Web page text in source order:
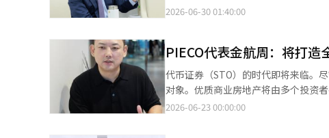
间产业。美国希望通过美元稳定币
了“石油美元”时代，那么现在则希望
将进一步加强。最终，稳定币不仅仅
币国。如果全球数字支付围绕美元稳
数字市场的活动，可能会导致他们反
论点很简单。以中央银行数字货币（
建立“扩展型结构”。这一模型之所以
为国内唯一的中央证券结算机构，韩
示：“证券结算所不仅是保管和结算
模的扩大，投资者体会不到的基础设施的重要性也将愈加突出。
意，但一旦出现动荡，整个市场的信
安心交易的基础。” “提高市场可达性，降低全球投资门槛” 6月24日，韩国股市再次未能纳入摩根士丹利资本国际
(MSCI)发达市场(DM)指数。对期待纳入的国内投
2026-06-30 01:40:00
PIECO代表金航周：将打
代币证券（STO）的时代即将来临。
对象。优质商业房地产将由多个投资
将到来的STO时代做准备的公司之一。 金航周PIECO代表在22日接受《亚洲经济》采访时表示：“STO将成为一种新
2026-06-23 00:00:00